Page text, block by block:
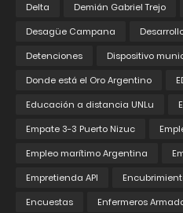
Delta
Demián Gabriel Trejo
Desagüe Campana
Detenciones
Dispositivo
Donde está el Oro Argentino
Educación a distancia UNLu
Empate 3-3 Puerto Nizuc
Empleo marítimo Argentina
Empretienda API
Encuestas
Enfermeros